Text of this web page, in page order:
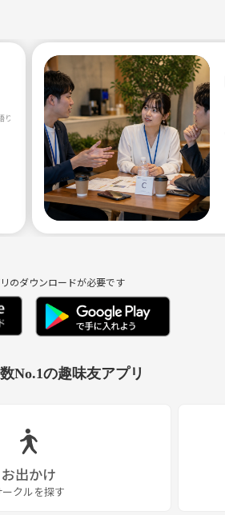
のダウンロードが必要です
No.1の趣味友アプリ
お出かけ
ークルを探す